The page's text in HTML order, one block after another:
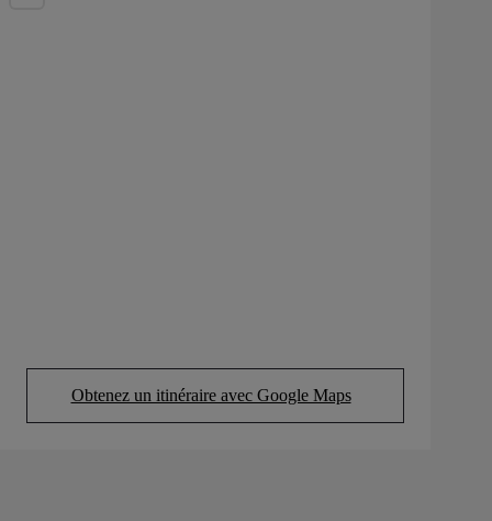
Obtenez un itinéraire avec Google Maps
(Opens in new tab)